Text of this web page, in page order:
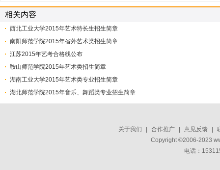
相关内容
西北工业大学2015年艺术特长生招生简章
南阳师范学院2015年省外艺术类招生简章
江苏2015年艺考合格线公布
鞍山师范学院2015年艺术类招生简章
湖南工业大学2015年艺术类专业招生简章
湖北师范学院2015年音乐、舞蹈类专业招生简章
关于我们 合作推广 意见反馈
Copyright ©2006-2023
电话：